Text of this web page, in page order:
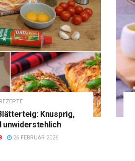
REZEPTE
Knusprig,
unwiderstehlich
26 FEBRUAR 2026